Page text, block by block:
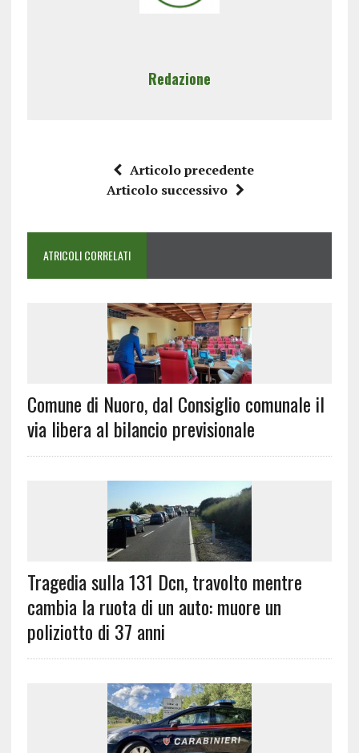
Redazione
Articolo precedente
Articolo successivo
ATRICOLI CORRELATI
Comune di Nuoro, dal Consiglio comunale il
via libera al bilancio previsionale
Tragedia sulla 131 Dcn, travolto mentre
cambia la ruota di un auto: muore un
poliziotto di 37 anni